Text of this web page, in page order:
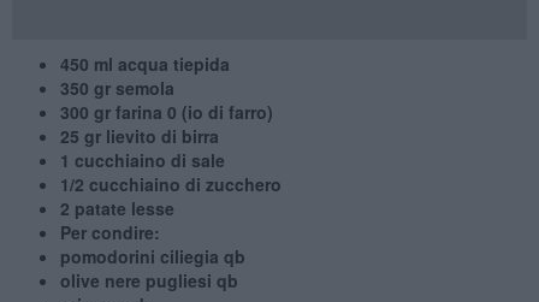
450 ml acqua tiepida
350 gr semola
300 gr farina 0 (io di farro)
25 gr lievito di birra
1 cucchiaino di sale
1/2 cucchiaino di zucchero
2 patate lesse
Per condire:
pomodorini ciliegia qb
olive nere pugliesi qb